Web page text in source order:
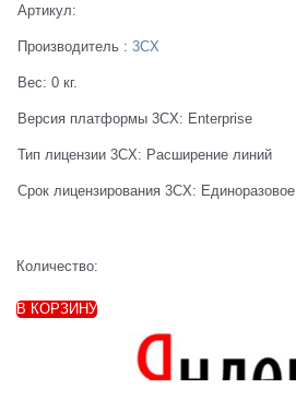
Артикул:
Производитель : 3CX
Вес: 0 кг.
Версия платформы 3CX: Enterprise
Тип лицензии 3CX: Расширение линий
Срок лицензирования 3CX:
Количество:
В КОРЗИНУ